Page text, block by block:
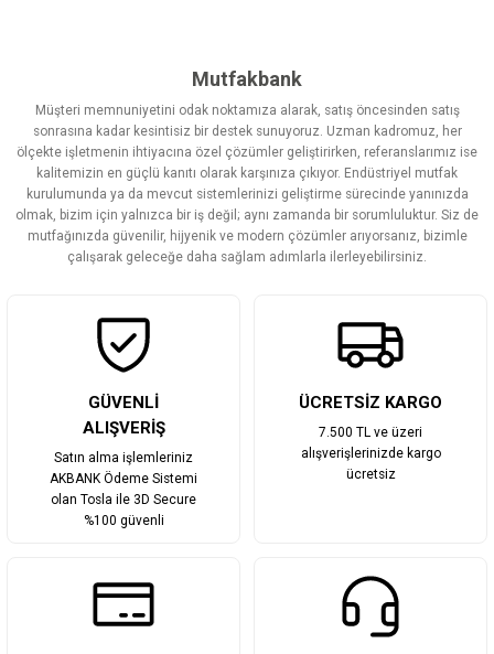
Görüş ve önerileriniz için teşekkür ederiz.
Ürün resmi kalitesiz, bozuk veya görüntülenemiyor.
Ürün açıklamasında eksik bilgiler bulunuyor.
Ürün bilgilerinde hatalar bulunuyor.
Ürün fiyatı diğer sitelerden daha pahalı.
Bu ürüne benzer farklı alternatifler olmalı.
Mutfakbank
Müşteri memnuniyetini odak noktamıza alarak, satış öncesinden satış
sonrasına kadar kesintisiz bir destek sunuyoruz. Uzman kadromuz, her
ölçekte işletmenin ihtiyacına özel çözümler geliştirirken, referanslarımız ise
kalitemizin en güçlü kanıtı olarak karşınıza çıkıyor. Endüstriyel mutfak
kurulumunda ya da mevcut sistemlerinizi geliştirme sürecinde yanınızda
olmak, bizim için yalnızca bir iş değil; aynı zamanda bir sorumluluktur. Siz de
mutfağınızda güvenilir, hijyenik ve modern çözümler arıyorsanız, bizimle
çalışarak geleceğe daha sağlam adımlarla ilerleyebilirsiniz.
GÜVENLİ
ALIŞVERİŞ
Satın alma işlemleriniz
AKBANK Ödeme Sistemi
olan Tosla ile 3D Secure
%100 güvenli
ÜCRETSİZ KARGO
7.500 TL ve üzeri
alışverişlerinizde kargo
ücretsiz